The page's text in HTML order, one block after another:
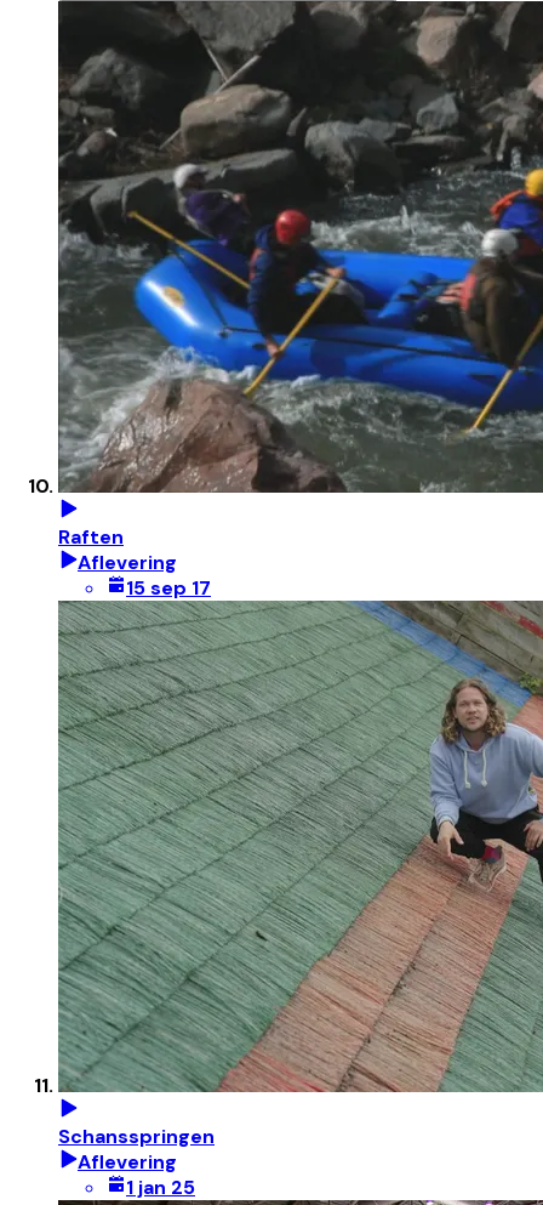
Raften
Aflevering
15 sep 17
Schansspringen
Aflevering
1 jan 25